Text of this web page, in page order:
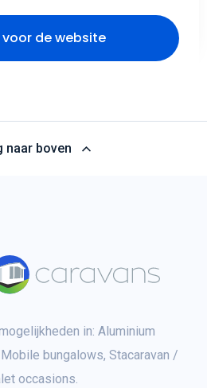
voor de website
naar boven
in: Aluminium
bungalows, Stacaravan /
occasions.